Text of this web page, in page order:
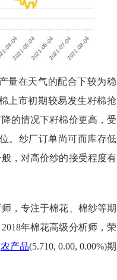
在天气的配合下较为稳
上市初期较易发生籽棉抢
的情况下籽棉价更高，受
。纱厂订单尚可而库存低
，对高价纱的接受程度有
，专注于棉花、棉纱等期
2018年棉花高级分析师，荣
农产品(5.710, 0.00, 0.00%)期